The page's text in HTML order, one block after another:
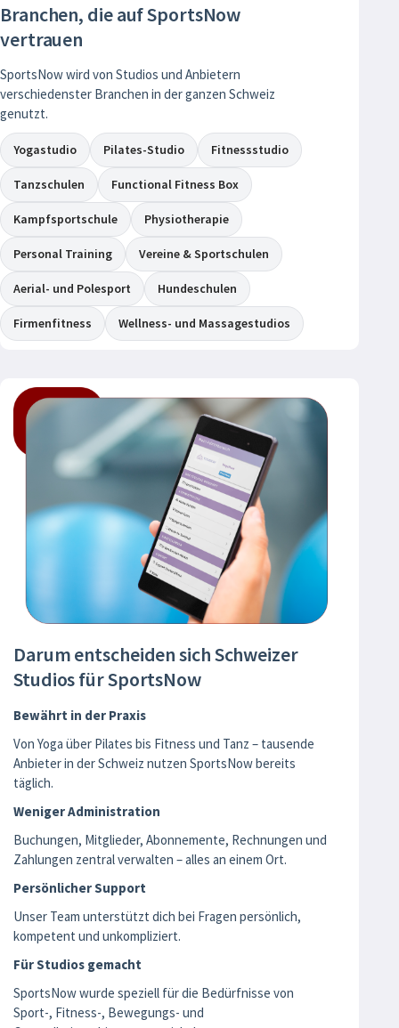
Branchen, die auf SportsNow
vertrauen
SportsNow wird von Studios und Anbietern
verschiedenster Branchen in der ganzen Schweiz
genutzt.
Yogastudio Pilates-Studio Fitnessstudio
Tanzschulen Functional Fitness Box
Kampfsportschule Physiotherapie
Personal Training Vereine & Sportschulen
Aerial- und Polesport Hundeschulen
Firmenfitness Wellness- und Massagestudios
Darum entscheiden sich Schweizer
Studios für SportsNow
Bewährt in der Praxis
Von Yoga über Pilates bis Fitness und Tanz – tausende
Anbieter in der Schweiz nutzen SportsNow bereits
täglich.
Weniger Administration
Buchungen, Mitglieder, Abonnemente, Rechnungen und
Zahlungen zentral verwalten – alles an einem Ort.
Persönlicher Support
Unser Team unterstützt dich bei Fragen persönlich,
kompetent und unkompliziert.
Für Studios gemacht
SportsNow wurde speziell für die Bedürfnisse von
Sport-, Fitness-, Bewegungs- und